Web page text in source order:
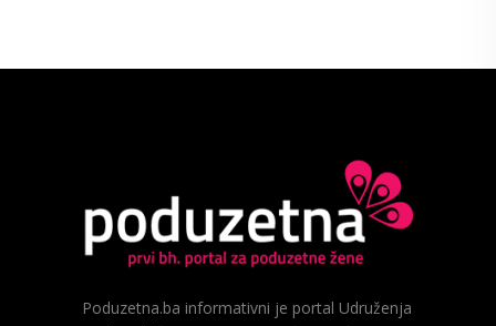
Poduzetna.ba informativni je portal Udruženja